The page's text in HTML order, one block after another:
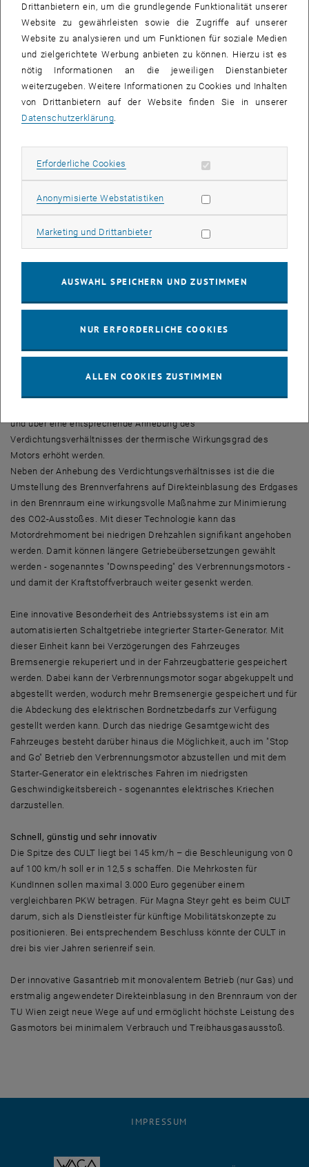
statt der angestrebten 49 CO2 pro km sogar nur 39 g/km im
Normzyklus. Wird die Energieproduktion mitberücksichtigt, erzeugt
der CULT laut Magna Steyr weniger CO2 als E-Autos im EU-
Strommix.
Zur Lösung dieser anspruchsvollen Aufgabe wurde ein
firmenübergreifendes Konsortium mit den industriellen Partnern
Magna Steyr, FACC und 4a Manufacturing sowie den
Klimafonds, der FFG und der SFG konnte so das Projekt verwirklicht
werden.
Der Antriebsstrang als Herzstück jedes Fahrzeuges wurde am
Institut für Fahrzeugantriebe und Automobiltechnik entwickelt.
Dieser besteht aus einem abgasturboaufgeladenen,
direkteinblasenden Erdgasmotor, einem automatisierten
Schaltgetriebe und einem riemengetriebenen Starter-Generator als
Neue Wege an der TU Wien
Direkteinblasung und hohe Verdichtung adaptiert. Da beim CULT
kein zusätzlicher Benzinbetrieb vorgesehen ist, kann der Motor voll
und über eine entsprechende Anhebung des
Verdichtungsverhältnisses der thermische Wirkungsgrad des
Motors erhöht werden.
Neben der Anhebung des Verdichtungsverhältnisses ist die die
Umstellung des Brennverfahrens auf Direkteinblasung des Erdgases
in den Brennraum eine wirkungsvolle Maßnahme zur Minimierung
des CO2-Ausstoßes. Mit dieser Technologie kann das
Motordrehmoment bei niedrigen Drehzahlen signifikant angehoben
werden. Damit können längere Getriebeübersetzungen gewählt
werden - sogenanntes "Downspeeding" des Verbrennungsmotors -
und damit der Kraftstoffverbrauch weiter gesenkt werden.
Eine innovative Besonderheit des Antriebssystems ist ein am
automatisierten Schaltgetriebe integrierter Starter-Generator. Mit
dieser Einheit kann bei Verzögerungen des Fahrzeuges
Bremsenergie rekuperiert und in der Fahrzeugbatterie gespeichert
werden. Dabei kann der Verbrennungsmotor sogar abgekuppelt und
abgestellt werden, wodurch mehr Bremsenergie gespeichert und für
die Abdeckung des elektrischen Bordnetzbedarfs zur Verfügung
gestellt werden kann. Durch das niedrige Gesamtgewicht des
Fahrzeuges besteht darüber hinaus die Möglichkeit, auch im "Stop
and Go" Betrieb den Verbrennungsmotor abzustellen und mit dem
Starter-Generator ein elektrisches Fahren im niedrigsten
Geschwindigkeitsbereich - sogenanntes elektrisches Kriechen
darzustellen.
Schnell, günstig und sehr innovativ
Die Spitze des CULT liegt bei 145 km/h – die Beschleunigung von 0
auf 100 km/h soll er in 12,5 s schaffen. Die Mehrkosten für
KundInnen sollen maximal 3.000 Euro gegenüber einem
vergleichbaren PKW betragen. Für Magna Steyr geht es beim CULT
darum, sich als Dienstleister für künftige Mobilitätskonzepte zu
positionieren. Bei entsprechendem Beschluss könnte der CULT in
drei bis vier Jahren serienreif sein.
Der innovative Gasantrieb mit monovalentem Betrieb (nur Gas) und
erstmalig angewendeter Direkteinblasung in den Brennraum von der
TU Wien zeigt neue Wege auf und ermöglicht höchste Leistung des
Gasmotors bei minimalem Verbrauch und Treibhausgasausstoß.
IMPRESSUM
Drittanbietern ein, um die grundlegende Funktionalität unserer
Website zu gewährleisten sowie die Zugriffe auf unserer
Website zu analysieren und um Funktionen für soziale Medien
und zielgerichtete Werbung anbieten zu können. Hierzu ist es
nötig Informationen an die jeweiligen Dienstanbieter
weiterzugeben. Weitere Informationen zu Cookies und Inhalten
von Drittanbietern auf der Website finden Sie in unserer
Datenschutzerklärung
Erforderliche Cookies Erforderliche Cookies zulassen
Anonymisierte WebstatistikenStatistik Cookies zulassen
Marketing und DrittanbieterMarketing Cookies zulassen
AUSWAHL SPEICHERN UND ZUSTIMMEN
NUR ERFORDERLICHE COOKIES
ALLEN COOKIES ZUSTIMMEN